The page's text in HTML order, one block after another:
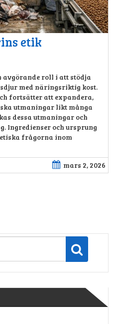
etik
roll i att stödja
med näringsriktig kost.
fortsätter att expandera,
utmaningar likt många
dessa utmaningar och
Ingredienser och ursprung
frågorna inom
mars 2, 2026